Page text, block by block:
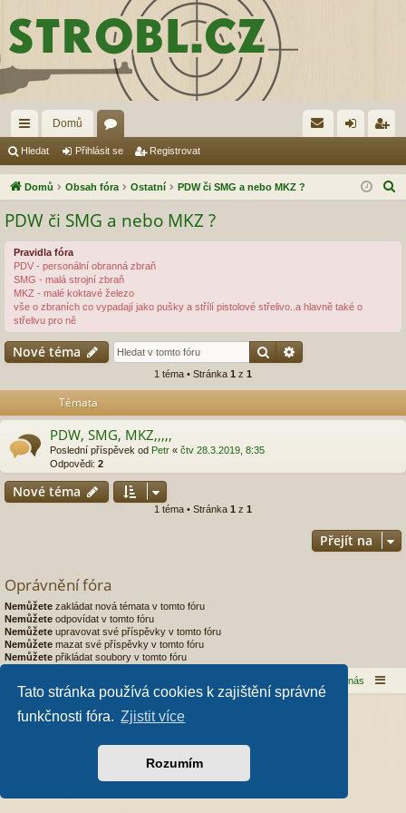
Tato stránka používá cookies k zajištění správné
funkčnosti fóra. Zjistit více
Rozumím
yc
hl
ka
zy
Domů
ór
a lá ist
Hledat Přihlásit se Registrovat
Domů Obsah fóra Ostatní PDW či SMG a nebo MKZ ?
PDW či SMG a nebo MKZ ?
Pravidla fóra
PDV - personální obranná zbraň
SMG - malá strojní zbraň
MKZ - malé koktavé železo
vše o zbraních co vypadají jako pušky a střílí pistolové střelivo..a hlavně také o
střelivu pro ně
Nové téma Hledat
1 téma • Stránka 1 z 1
Témata
PDW, SMG, MKZ,,,,,
Poslední příspěvek od Petr « čtv 28.3.2019, 8:35
Odpovědi: 2
Nové téma
1 téma • Stránka 1 z 1
Přejít na
Oprávnění fóra
Nemůžete zakládat nová témata v tomto fóru
Nemůžete odpovídat v tomto fóru
Nemůžete upravovat své příspěvky v tomto fóru
Nemůžete mazat své příspěvky v tomto fóru
Nemůžete přikládat soubory v tomto fóru
Kontaktujte nás
Založeno na phpBB
Style odArty- phpBB 3.3 od MrGaby
Soukromí